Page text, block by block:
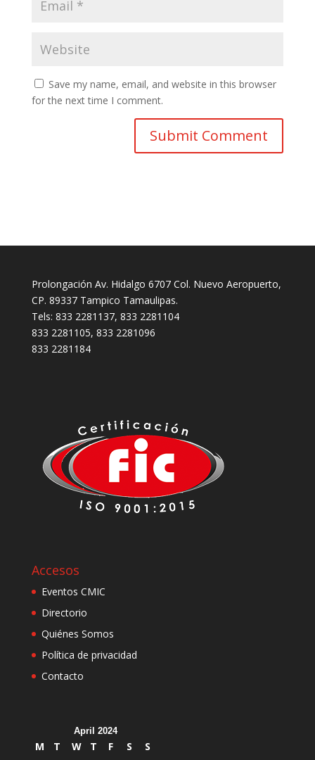
Save my name, email, and website in this browser
for the next time I comment.
Prolongación Av. Hidalgo 6707 Col. Nuevo Aeropuerto,
CP. 89337 Tampico Tamaulipas.
Tels: 833 2281137, 833 2281104
833 2281105, 833 2281096
833 2281184
Accesos
Eventos CMIC
Directorio
Quiénes Somos
Política de privacidad
Contacto
April 2024
M T W T F S
S